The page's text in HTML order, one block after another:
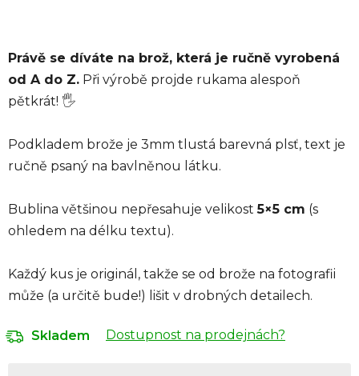
Právě se díváte na brož, která je ručně vyrobená
od A do Z. Při výrobě projde rukama alespoň
pětkrát! 🖐️
Podkladem brože je 3mm tlustá barevná plsť, text je
ručně psaný na bavlněnou látku.
Bublina většinou nepřesahuje velikost5×5 cm (s
ohledem na délku textu).
Každý kus je originál , takže se od brože na fotografii
může (a určitě bude!) lišit v drobných detailech.
Skladem Dostupnost na prodejnách?